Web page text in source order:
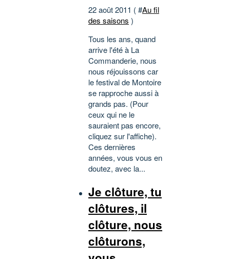
22 août 2011 ( #Au fil
des saisons )
Tous les ans, quand
arrive l'été à La
Commanderie, nous
nous réjouissons car
le festival de Montoire
se rapproche aussi à
grands pas. (Pour
ceux qui ne le
sauraient pas encore,
cliquez sur l'affiche).
Ces dernières
années, vous vous en
doutez, avec la...
Je clôture, tu
clôtures, il
clôture, nous
clôturons,